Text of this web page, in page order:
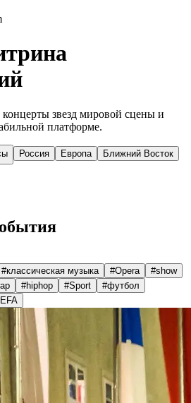
звезд мировой сцены и
платформе.
Россия Европа
Ближний Восток
#классическая музыка #Opera #show
#hiphop #Sport #футбол